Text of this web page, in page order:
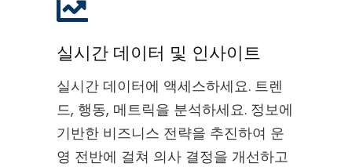
실시간 데이터 및 인사이트
실시간 데이터에 액세스하세요. 트렌
드, 행동, 메트릭을 분석하세요. 정보에
기반한 비즈니스 전략을 추진하여 운
영 전반에 걸쳐 의사 결정을 개선하고